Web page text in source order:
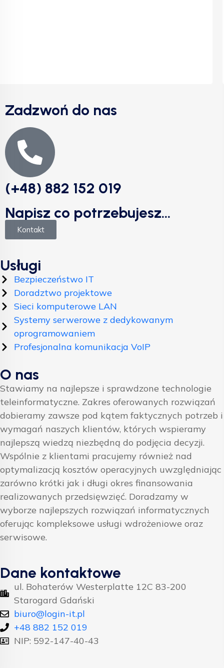
Zadzwoń do nas
(+48) 882 152 019
Napisz co potrzebujesz...
Kontakt
Usługi
Bezpieczeństwo IT
Doradztwo projektowe
Sieci komputerowe LAN
Systemy serwerowe z dedykowanym
oprogramowaniem
Profesjonalna komunikacja VoIP
O nas
Stawiamy na najlepsze i sprawdzone technologie
teleinformatyczne. Zakres oferowanych rozwiązań
dobieramy zawsze pod kątem faktycznych potrzeb i
wymagań naszych klientów, których wspieramy
najlepszą wiedzą niezbędną do podjęcia decyzji.
Wspólnie z klientami pracujemy również nad
optymalizacją kosztów operacyjnych uwzględniając
zarówno krótki jak i długi okres finansowania
realizowanych przedsięwzięć. Doradzamy w
wyborze najlepszych rozwiązań informatycznych
oferując kompleksowe usługi wdrożeniowe oraz
serwisowe.
Dane kontaktowe
ul. Bohaterów Westerplatte 12C 83-200
Starogard Gdański
biuro@login-it.pl
+48 882 152 019
NIP: 592-147-40-43